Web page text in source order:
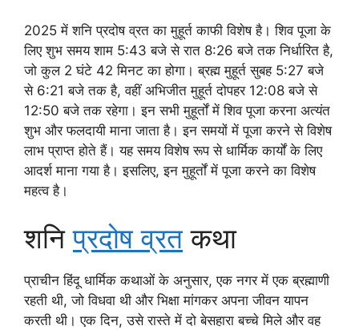
2025 में शनि प्रदोष व्रत का मुहूर्त काफी विशेष है। शिव पूजा के
लिए शुभ समय शाम 5:43 बजे से रात 8:26 बजे तक निर्धारित है,
जो कुल 2 घंटे 42 मिनट का होगा। ब्रह्म मुहूर्त सुबह 5:27 बजे
से 6:21 बजे तक है, वहीं अभिजीत मुहूर्त दोपहर 12:08 बजे से
12:50 बजे तक रहेगा। इन सभी मुहूर्तों में शिव पूजा करना अत्यंत
शुभ और फलदायी माना जाता है। इन समयों में पूजा करने से विशेष
लाभ प्राप्त होते हैं। यह समय विशेष रूप से धार्मिक कार्यों के लिए
आदर्श माना गया है। इसलिए, इन मुहूर्तों में पूजा करने का विशेष
महत्व है।
शनिप्रदोष व्रत कथा
प्राचीन हिंदू धार्मिक कथाओं के अनुसार, एक नगर में एक ब्रह्माणी
रहती थी, जो विधवा थी और भिक्षा मांगकर अपना जीवन यापन
करती थी। एक दिन, उसे रास्ते में दो बेसहारा बच्चे मिले और वह